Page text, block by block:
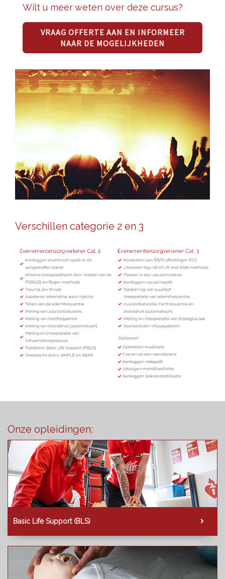
Wilt u meer weten over deze cursus?
VRAAG OFFERTE AAN EN INFORMEER
NAAR DE MOGELIJKHEDEN
Verschillen categorie 2 en 3
Onze opleidingen:
Basic Life Support (BLS)